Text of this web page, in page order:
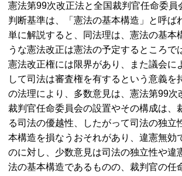
憲法第99次改正法と全国裁判官任命委員
判断基準は、「憲法の基本構造」と呼ば
単に解説すると、同法理は、憲法の基本
うな憲法改正は憲法の予定するところで
憲法改正権には限界があり、また議会に
して司法は審査権を有するという意義を
の法理により、多数意見は、憲法第99次
裁判官任命委員会の設置やその構成は、
る司法の優越性、したがって司法の独立
本構造を損なうおそれがあり、違憲無効
のに対し、少数意見は司法の独立性や違
法の基本構造であるものの、裁判官の任